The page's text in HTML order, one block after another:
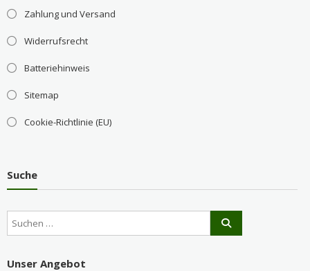
Zahlung und Versand
Widerrufsrecht
Batteriehinweis
Sitemap
Cookie-Richtlinie (EU)
Suche
Unser Angebot